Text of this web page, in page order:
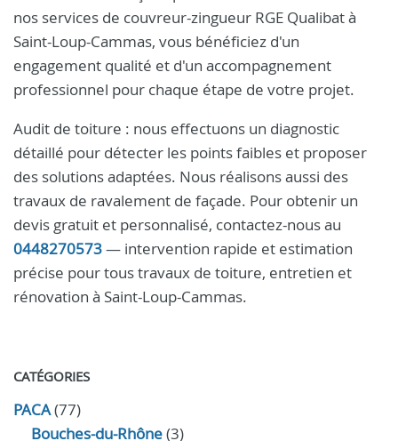
nos services de couvreur-zingueur RGE Qualibat à
Saint-Loup-Cammas, vous bénéficiez d'un
engagement qualité et d'un accompagnement
professionnel pour chaque étape de votre projet.
Audit de toiture : nous effectuons un diagnostic
détaillé pour détecter les points faibles et proposer
des solutions adaptées. Nous réalisons aussi des
travaux de ravalement de façade. Pour obtenir un
devis gratuit et personnalisé, contactez-nous au
0448270573— intervention rapide et estimation
précise pour tous travaux de toiture, entretien et
rénovation à Saint-Loup-Cammas.
CATÉGORIES
PACA(77)
Bouches-du-Rhône(3)